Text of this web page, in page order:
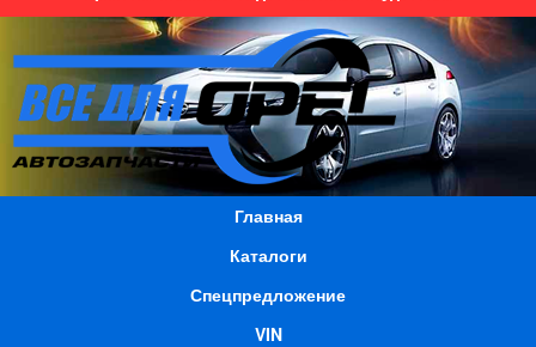
Главная
Каталоги
Спецпредложение
VIN